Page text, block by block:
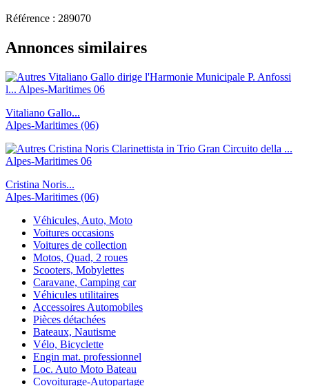
Référence : 289070
Annonces similaires
Vitaliano Gallo...
Alpes-Maritimes (06)
Cristina Noris...
Alpes-Maritimes (06)
Véhicules, Auto, Moto
Voitures occasions
Voitures de collection
Motos, Quad, 2 roues
Scooters, Mobylettes
Caravane, Camping car
Véhicules utilitaires
Accessoires Automobiles
Pièces détachées
Bateaux, Nautisme
Vélo, Bicyclette
Engin mat. professionnel
Loc. Auto Moto Bateau
Covoiturage-Autopartage